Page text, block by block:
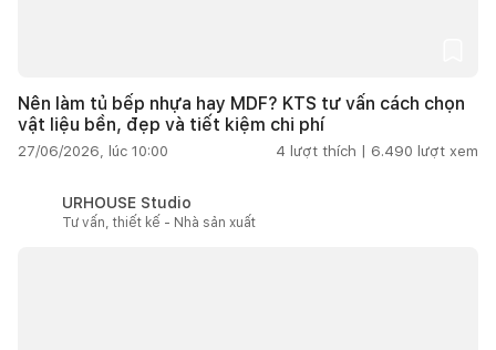
Nên làm tủ bếp nhựa hay MDF? KTS tư vấn cách chọn
vật liệu bền, đẹp và tiết kiệm chi phí
27/06/2026, lúc 10:00 4 lượt thích | 6.490 lượt xem
URHOUSE Studio
Tư vấn, thiết kế - Nhà sản xuất